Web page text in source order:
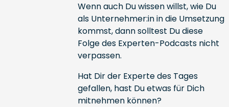
Wenn auch Du wissen willst, wie Du
als Unternehmer:in in die Umsetzung
kommst, dann solltest Du diese
Folge des Experten-Podcasts nicht
verpassen.
Hat Dir der Experte des Tages
gefallen, hast Du etwas für Dich
mitnehmen können?